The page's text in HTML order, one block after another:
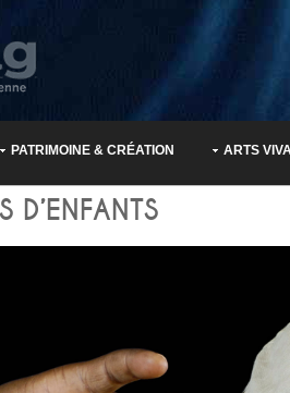
PATRIMOINE & CRÉATION ARTS
D’ENFANTS